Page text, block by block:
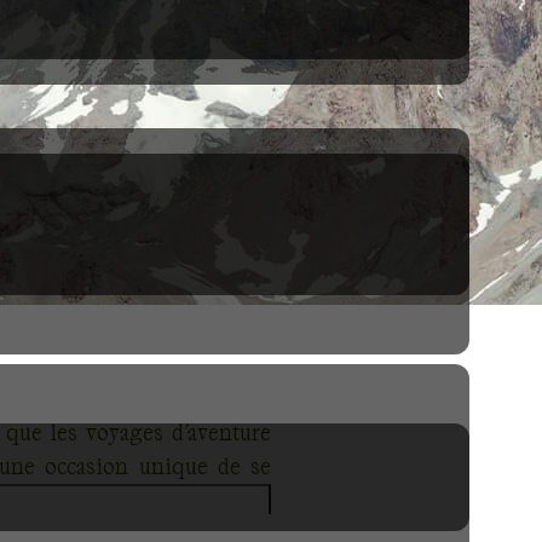
les voyages d'aventure
occasion unique de se